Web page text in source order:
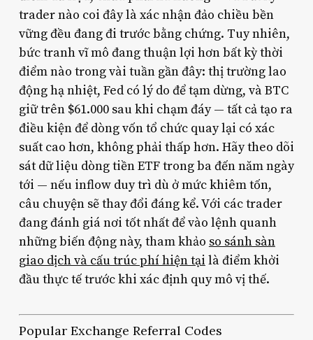
trader nào coi đây là xác nhận đảo chiều bền
vững đều đang đi trước bằng chứng. Tuy nhiên,
bức tranh vĩ mô đang thuận lợi hơn bất kỳ thời
điểm nào trong vài tuần gần đây: thị trường lao
động hạ nhiệt, Fed có lý do để tạm dừng, và BTC
giữ trên $61.000 sau khi chạm đáy — tất cả tạo ra
điều kiện để dòng vốn tổ chức quay lại có xác
suất cao hơn, không phải thấp hơn. Hãy theo dõi
sát dữ liệu dòng tiền ETF trong ba đến năm ngày
tới — nếu inflow duy trì dù ở mức khiêm tốn,
câu chuyện sẽ thay đổi đáng kể. Với các trader
đang đánh giá nơi tốt nhất để vào lệnh quanh
những biến động này, tham khảo so sánh sàn
giao dịch và cấu trúc phí hiện tại là điểm khởi
đầu thực tế trước khi xác định quy mô vị thế.
Popular Exchange Referral Codes